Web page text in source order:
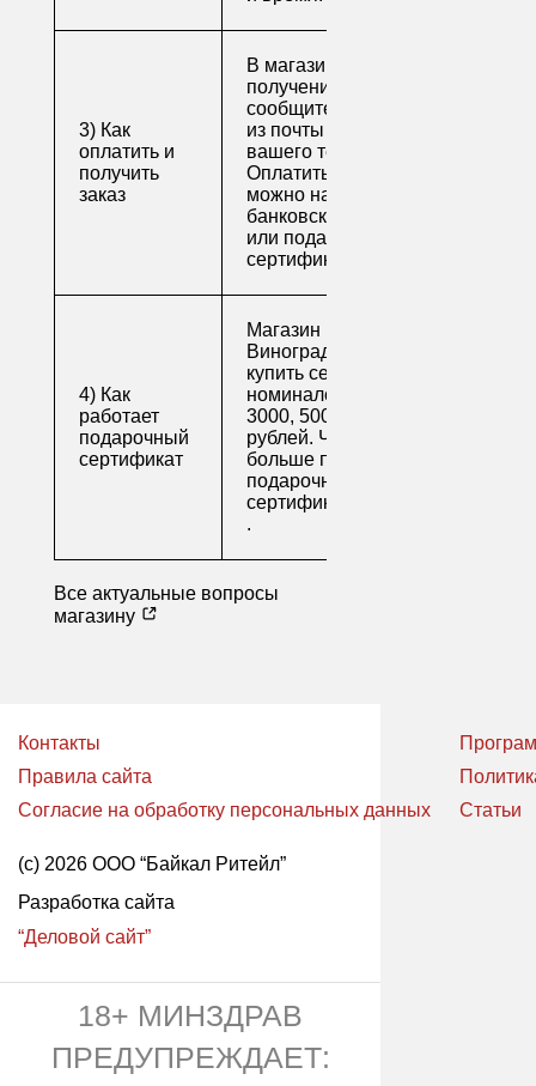
3) Как
оплатить и
получить
заказ
В магазине для
получения заказа
сообщите его номер
из почты или номер
вашего телефона.
Оплатить заказ
можно наличными,
банковской картой
или подарочным
сертификатом.
4) Как
работает
подарочный
сертификат
Магазин напитков
Виноград предлагает
купить сертификаты
номиналом 500, 1000,
3000, 5000 и 10000
рублей. Читайте
больше про
подарочные
сертификаты
.
Все актуальные вопросы
магазину
Контакты
Правила сайта
Согласие на обработку персональных данных
Статьи
(с) 2026 ООО “Байкал Ритейл”
Разработка сайта
“Деловой сайт”
18+ МИНЗДРАВ
ПРЕДУПРЕЖДАЕТ: